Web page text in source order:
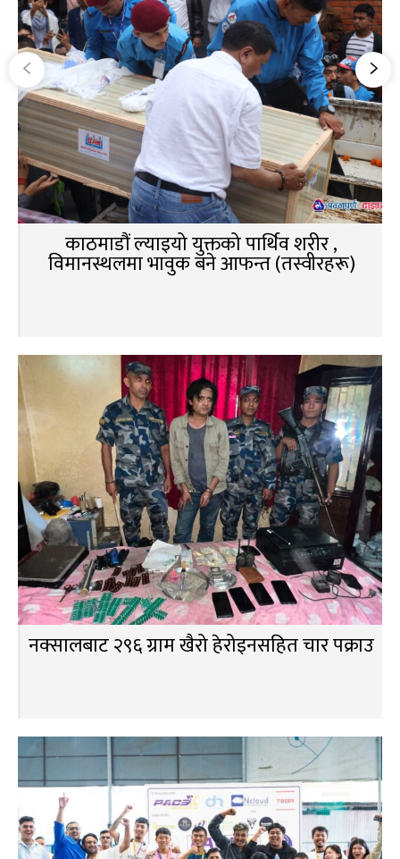
काठमाडौं ल्याइयो युक्तको पार्थिव शरीर ,
विमानस्थलमा भावुक बने आफन्त (तस्वीरहरू)
नक्सालबाट २९६ ग्राम खैरो हेरोइनसहित चार पक्राउ